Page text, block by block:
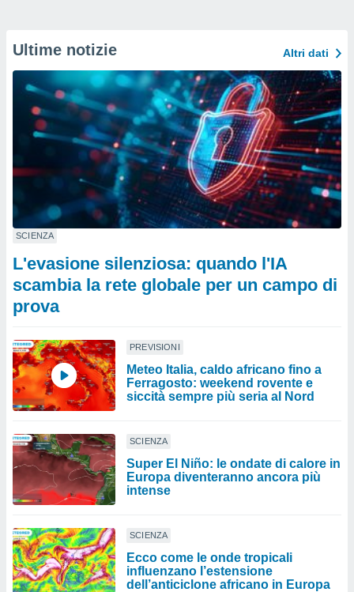
Ultime notizie Altri dati
SCIENZA
L'evasione silenziosa: quando l'IA
scambia la rete globale per un campo di
prova
PREVISIONI
Meteo Italia, caldo africano fino a
Ferragosto: weekend rovente e
siccità sempre più seria al Nord
SCIENZA
Super El Niño: le ondate di calore in
Europa diventeranno ancora più
intense
SCIENZA
Ecco come le onde tropicali
influenzano l’estensione
dell’anticiclone africano in Europa